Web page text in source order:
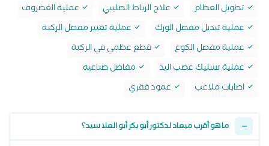
تطويل العظام
علاج الرباط الصليبي
عملية الغضروف
عملية تبديل مفصل الورك
عملية تغيير مفصل الركبة
عملية مفصل الكوع
قطع عظمي في الركبة
عملية تسليك عصب اليد
مفاصل صناعيه
اصابات ملاعب
عمود فقري
ما هو أقرب ميعاد لدكتور أبو بكر أبو العلا سيد؟